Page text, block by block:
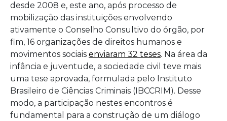
desde 2008 e, este ano, após processo de
mobilização das instituições envolvendo
ativamente o Conselho Consultivo do órgão, por
fim, 16 organizações de direitos humanos e
movimentos sociais enviaram 32 teses. Na área da
infância e juventude, a sociedade civil teve mais
uma tese aprovada, formulada pelo Instituto
Brasileiro de Ciências Criminais (IBCCRIM). Desse
modo, a participação nestes encontros é
fundamental para a construção de um diálogo